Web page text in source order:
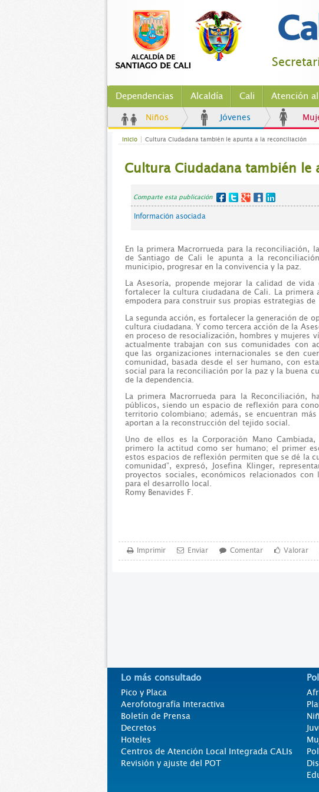
Dependencias Alcaldía Cali Atención
Niños Jóvenes
Inicio Cultura Ciudadana también le apunta a la reconciliación
Cultura Ciudadana también le
Comparte esta publicación
Información asociada
En la primera Macrorrueda para la reconciliación,
de Santiago de Cali le apunta a la
municipio, progresar en la convivencia y la paz.
La Asesoría, propende mejorar la calidad de
fortalecer la cultura ciudadana de Cali. La
empodera para construir sus propias estrategias
La segunda acción, es fortalecer la generación de
cultura ciudadana. Y como tercera acción de la
en proceso de resocialización, hombres y mujeres
actualmente trabajan con sus comunidades con
que las organizaciones internacionales se den
comunidad, basada desde el ser humano, con
social para la reconciliación por la paz y la buena
de la dependencia.
La primera Macrorrueda para la Reconciliación,
públicos, siendo un espacio de reflexión para
territorio colombiano; además, se encuentran
aportan a la reconstrucción del tejido social.
Uno de ellos es la Corporación Mano
primero la actitud como ser humano; el primer
estos espacios de reflexión permiten que se dé la
comunidad”, expresó, Josefina Klinger,
proyectos sociales, económicos relacionados
para el desarrollo local.
Romy Benavides F.
Imprimir Enviar Comentar Valorar
Lo más consultado
Pico y Placa
Aerofotografía Interactiva
Boletín de Prensa
Decretos
Hoteles
Centros de Atención Local Integrada CALIs
Revisión y ajuste del POT